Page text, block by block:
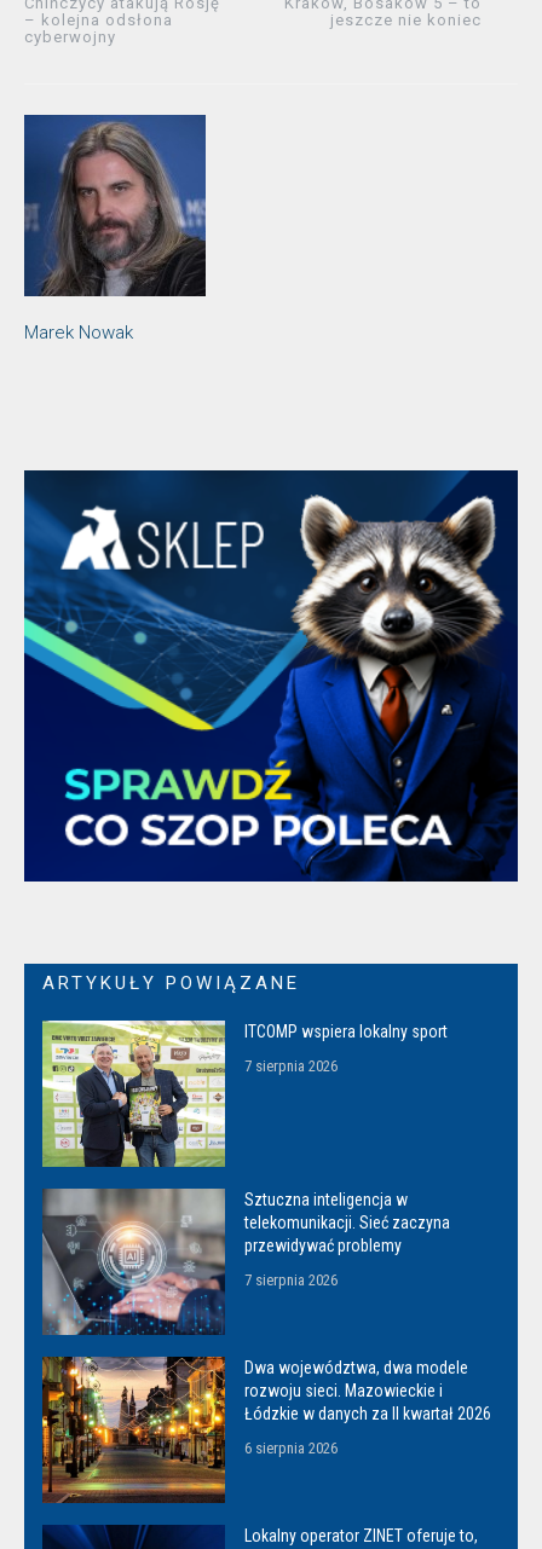
– kolejna odsłona
cyberwojny
jeszcze nie koniec
Marek Nowak
ARTYKUŁY POWIĄZANE
ITCOMP wspiera lokalny sport
7 sierpnia 2026
Sztuczna inteligencja w
telekomunikacji. Sieć zaczyna
przewidywać problemy
7 sierpnia 2026
Dwa województwa, dwa modele
rozwoju sieci. Mazowieckie i
Łódzkie w danych za II kwartał 2026
6 sierpnia 2026
Lokalny operator ZINET oferuje to,